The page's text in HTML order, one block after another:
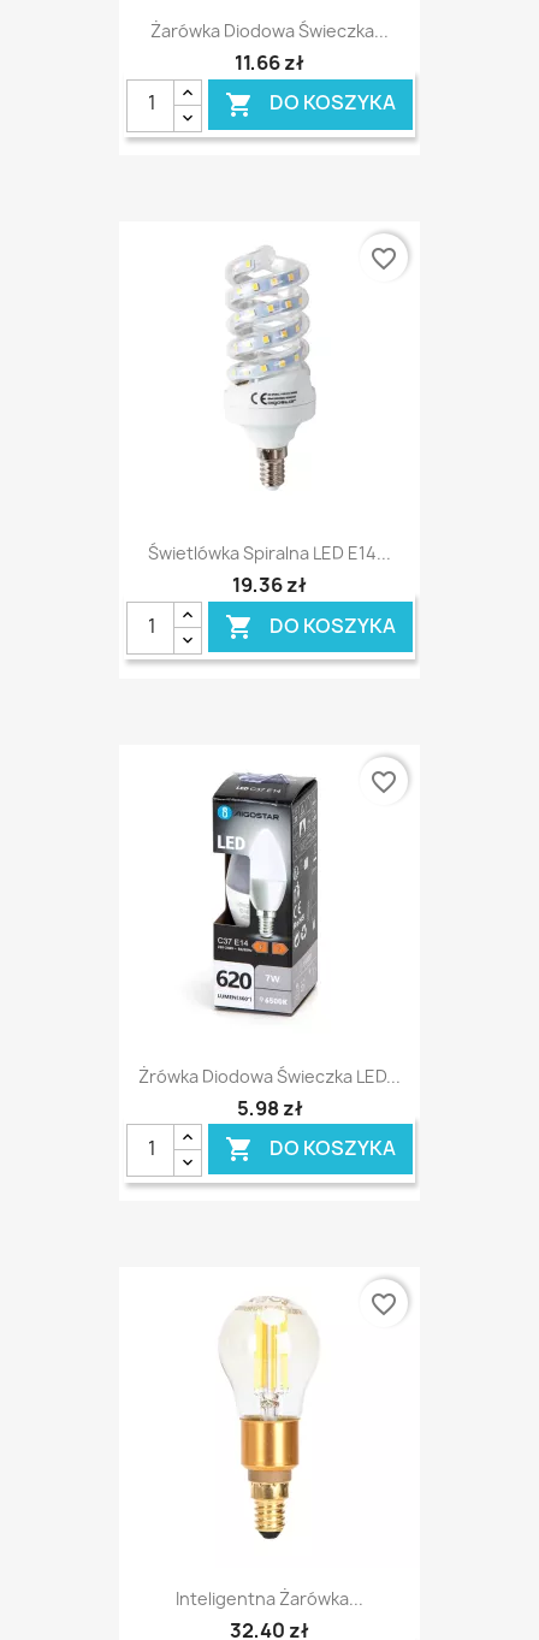
Żarówka Diodowa Świeczka...
11,66 zł
 DO KOSZYKA
Świetlówka Spiralna LED E14...
19,36 zł
 DO KOSZYKA
favorite_border
Żrówka Diodowa Świeczka LED...
5,98 zł
 DO KOSZYKA
favorite_border
Inteligentna Żarówka...
32,40 zł
favorite_border